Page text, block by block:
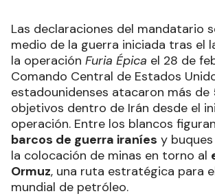
Las declaraciones del mandatario
medio de la guerra iniciada tras el
la operación Furia Épica el 28 de
Comando Central de Estados
estadounidenses atacaron más
objetivos dentro de Irán desde el
operación. Entre los blancos
barcos de guerra iraníes y
la colocación de minas en torno al
Ormuz, una ruta estratégica para
mundial de petróleo.